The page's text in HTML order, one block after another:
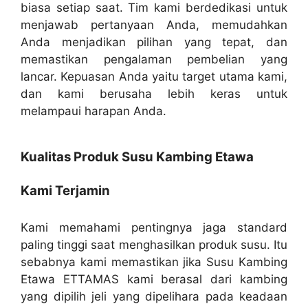
biasa setiap saat. Tim kami berdedikasi untuk
menjawab pertanyaan Anda, memudahkan
Anda menjadikan pilihan yang tepat, dan
memastikan pengalaman pembelian yang
lancar. Kepuasan Anda yaitu target utama kami,
dan kami berusaha lebih keras untuk
melampaui harapan Anda.
Kualitas Produk Susu Kambing Etawa
Kami Terjamin
Kami memahami pentingnya jaga standard
paling tinggi saat menghasilkan produk susu. Itu
sebabnya kami memastikan jika Susu Kambing
Etawa ETTAMAS kami berasal dari kambing
yang dipilih jeli yang dipelihara pada keadaan